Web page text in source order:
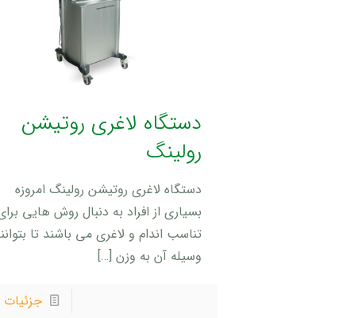
دستگاه لاغری روتیشن
رولینگ
دستگاه لاغری روتیشن رولینگ امروزه
بسیاری از افراد به دنبال روش هایی
تناسب اندام و لاغری می باشند تا
وسیله آن به وزن[…]
جزئیات